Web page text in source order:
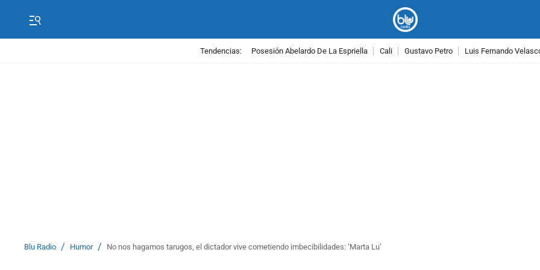
Tendencias: Posesión Abelardo De La Espriella Cali Gustavo Petro Luis Fernando
Blu Radio / Humor / No nos hagamos tarugos, el dictador vive cometiendo imbecibilidades: ‘Marta Lu’